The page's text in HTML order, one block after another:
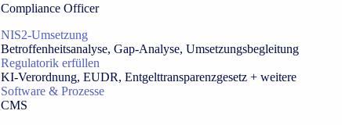
Compliance Officer
NIS2-Umsetzung
Betroffenheitsanalyse, Gap-Analyse, Umsetzungsbegleitung
Regulatorik erfüllen
KI-Verordnung, EUDR, Entgelttransparenzgesetz + weitere
Software & Prozesse
CMS